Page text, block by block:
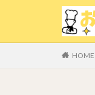
HOME